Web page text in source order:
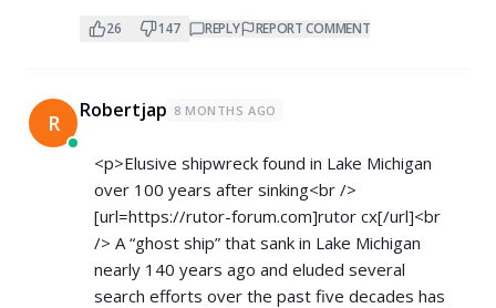
26 147 REPLY REPORT COMMENT
R Robertjap 8 MONTHS AGO
<p>Elusive shipwreck found in Lake Michigan
over 100 years after sinking<br />
[url=https://rutor-forum.com]rutor cx[/url]<br
/> A “ghost ship” that sank in Lake Michigan
nearly 140 years ago and eluded several
search efforts over the past five decades has